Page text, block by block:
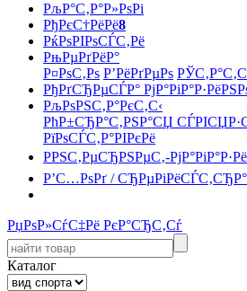
РљР°С‚Р°Р»РѕРі
РђРєС†РёРё8
РќРѕРІРѕСЃС‚Рё
РњРµРґРёР°
Р¤РѕС‚Рѕ Р’РёРґРµРѕ
РђРґСЂРµСЃР°
РљРѕРЅС‚Р°РєС‚С‹
РћР±СЂР°С‚РЅР°СЏ
РїРѕСЃС‚Р°РІРєРё
РРЅС‚РµСЂРЅРµС‚-
Р’С…РѕРґ /
РџРѕР»СѓС‡Рё РєР°СЂС‚Сѓ
Каталог